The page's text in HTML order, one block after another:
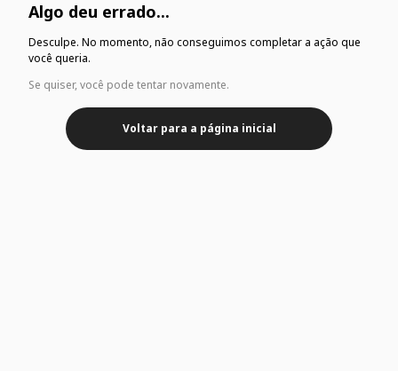
Algo deu errado...
Desculpe. No momento, não conseguimos completar a ação que
você queria.
Se quiser, você pode tentar novamente.
Voltar para a página inicial